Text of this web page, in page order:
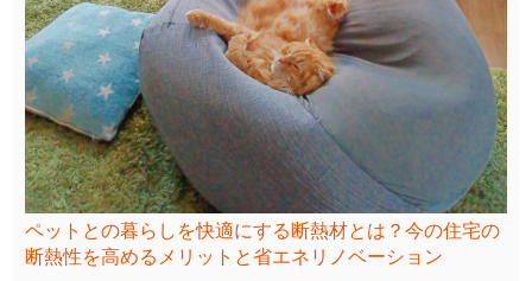
ペットとの暮らしを快適にする断熱材とは？今の住宅の
断熱性を高めるメリットと省エネリノベーション